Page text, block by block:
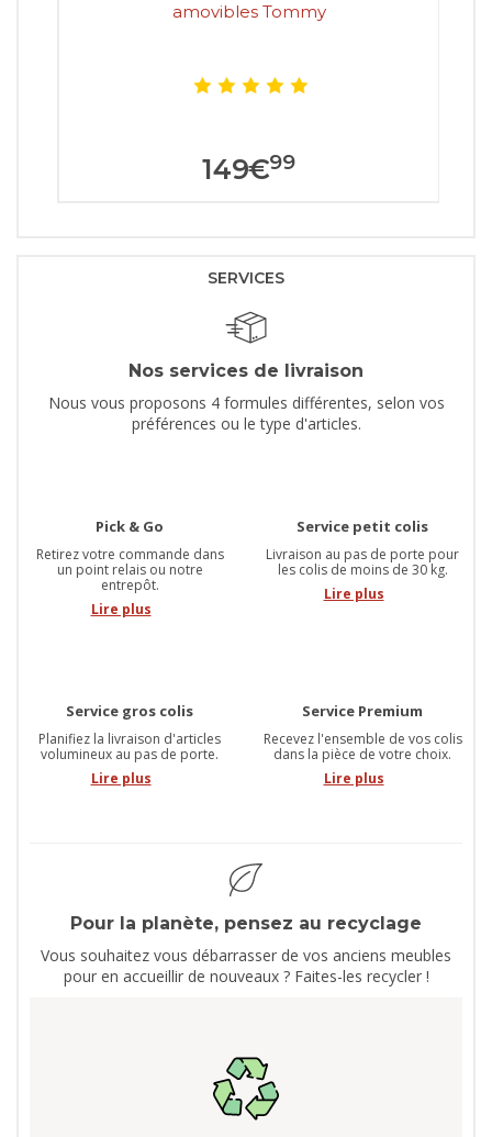
amovibles Tommy
149€99
SERVICES
Nos services de livraison
Nous vous proposons 4 formules différentes, selon vos
préférences ou le type d'articles.
Pick & Go
Retirez votre commande dans
un point relais ou notre
entrepôt.
Lire plus
Service petit colis
Livraison au pas de porte pour
les colis de moins de 30 kg.
Lire plus
Service gros colis
Planifiez la livraison d'articles
volumineux au pas de porte.
Lire plus
Service Premium
Recevez l'ensemble de vos colis
dans la pièce de votre choix.
Lire plus
Pour la planète, pensez au recyclage
Vous souhaitez vous débarrasser de vos anciens meubles
pour en accueillir de nouveaux ? Faites-les recycler !